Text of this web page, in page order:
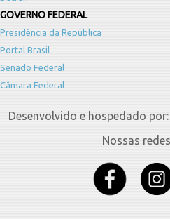
GOVERNO FEDERAL
Presidência da República
Portal Brasil
Senado Federal
Câmara Federal
Desenvolvido e hospedado por:
Nossas